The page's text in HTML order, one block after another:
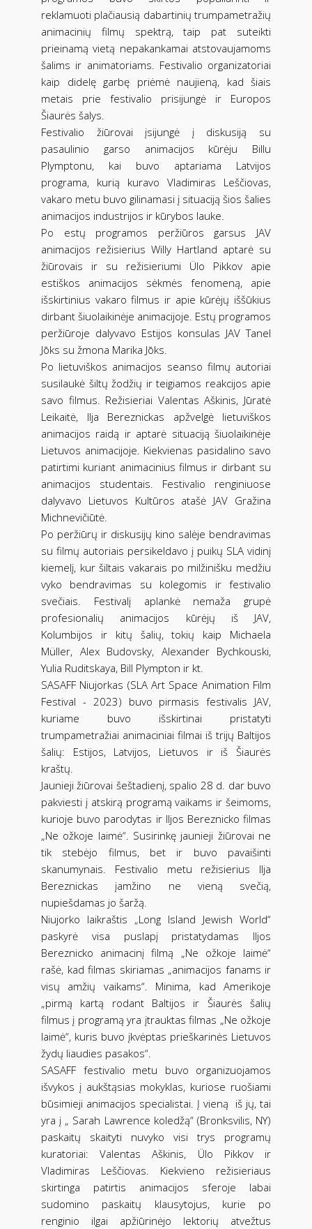
reklamuoti plačiausią dabartinių trumpametražių
animacinių filmų spektrą, taip pat suteikti
prieinamą vietą nepakankamai atstovaujamoms
šalims ir animatoriams. Festivalio organizatoriai
kaip didelę garbę priėmė naujieną, kad šiais
metais prie festivalio prisijungė ir Europos
Šiaurės šalys.
Festivalio žiūrovai įsijungė į diskusiją su
pasaulinio garso animacijos kūrėju Billu
Plymptonu, kai buvo aptariama Latvijos
programa, kurią kuravo Vladimiras Leščiovas,
vakaro metu buvo gilinamasi į situaciją šios šalies
animacijos industrijos ir kūrybos lauke.
Po estų programos peržiūros garsus JAV
animacijos režisierius Willy Hartland aptarė su
žiūrovais ir su režisieriumi Ülo Pikkov apie
estiškos animacijos sėkmės fenomeną, apie
išskirtinius vakaro filmus ir apie kūrėjų iššūkius
dirbant šiuolaikinėje animacijoje. Estų programos
peržiūroje dalyvavo Estijos konsulas JAV Tanel
Jōks su žmona Marika Jōks.
Po lietuviškos animacijos seanso filmų autoriai
susilaukė šiltų žodžių ir teigiamos reakcijos apie
savo filmus. Režisieriai Valentas Aškinis, Jūratė
Leikaitė, Ilja Bereznickas apžvelgė lietuviškos
animacijos raidą ir aptarė situaciją šiuolaikinėje
Lietuvos animacijoje. Kiekvienas pasidalino savo
patirtimi kuriant animacinius filmus ir dirbant su
animacijos studentais. Festivalio renginiuose
dalyvavo Lietuvos Kultūros atašė JAV Gražina
Michnevičiūtė.
Po peržiūrų ir diskusijų kino salėje bendravimas
su filmų autoriais persikeldavo į puikų SLA vidinį
kiemelį, kur šiltais vakarais po milžinišku medžiu
vyko bendravimas su kolegomis ir festivalio
svečiais. Festivalį aplankė nemaža grupė
profesionalių animacijos kūrėjų iš JAV,
Kolumbijos ir kitų šalių, tokių kaip Michaela
Müller, Alex Budovsky, Alexander Bychkouski,
Yulia Ruditskaya, Bill Plympton ir kt.
SASAFF Niujorkas (SLA Art Space Animation Film
Festival - 2023) buvo pirmasis festivalis JAV,
kuriame buvo išskirtinai pristatyti
trumpametražiai animaciniai filmai iš trijų Baltijos
šalių: Estijos, Latvijos, Lietuvos ir iš Šiaurės
kraštų.
Jaunieji žiūrovai šeštadienį, spalio 28 d. dar buvo
pakviesti į atskirą programą vaikams ir šeimoms,
kurioje buvo parodytas ir Iljos Bereznicko filmas
„Ne ožkoje laimė“. Susirinkę jaunieji žiūrovai ne
tik stebėjo filmus, bet ir buvo pavaišinti
skanumynais. Festivalio metu režisierius Ilja
Bereznickas įamžino ne vieną svečią,
nupiešdamas jo šaržą.
Niujorko laikraštis „Long Island Jewish World“
paskyrė visa puslapį pristatydamas Iljos
Bereznicko animacinį filmą „Ne ožkoje laimė“
rašė, kad filmas skiriamas „animacijos fanams ir
visų amžių vaikams“. Minima, kad Amerikoje
„pirmą kartą rodant Baltijos ir Šiaurės šalių
filmus į programą yra įtrauktas filmas „Ne ožkoje
laimė“, kuris buvo įkvėptas prieškarinės Lietuvos
žydų liaudies pasakos“.
SASAFF festivalio metu buvo organizuojamos
išvykos į aukštąsias mokyklas, kuriose ruošiami
būsimieji animacijos specialistai. Į vieną iš jų, tai
yra į „ Sarah Lawrence koledžą“ (Bronksvilis, NY)
paskaitų skaityti nuvyko visi trys programų
kuratoriai: Valentas Aškinis, Ülo Pikkov ir
Vladimiras Leščiovas. Kiekvieno režisieriaus
skirtinga patirtis animacijos sferoje labai
sudomino paskaitų klausytojus, kurie po
renginio ilgai apžiūrinėjo lektorių atvežtus